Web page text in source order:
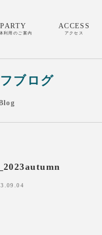
PARTY
利用のご案内
ACCESS
アクセス
ブログ